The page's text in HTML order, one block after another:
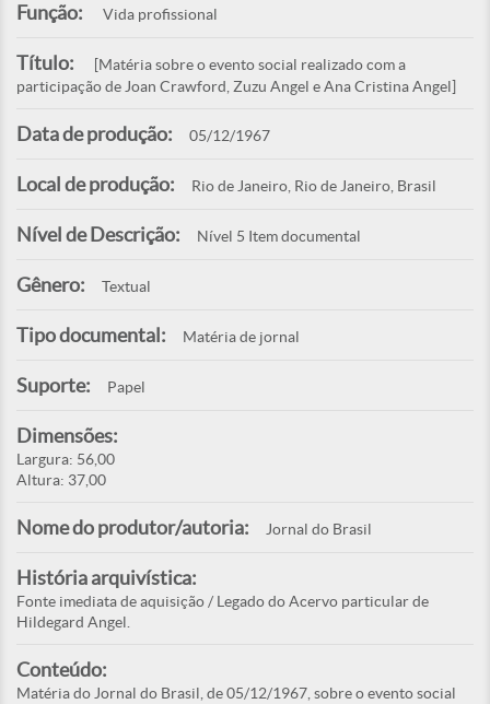
Função: Vida profissional
Título:
[Matéria sobre o evento social realizado com a
participação de Joan Crawford, Zuzu Angel e Ana Cristina Angel]
Data de produção: 05/12/1967
Local de produção: Rio de Janeiro, Rio de Janeiro, Brasil
Nível de Descrição: Nível 5 Item documental
Gênero: Textual
Tipo documental: Matéria de jornal
Suporte: Papel
Dimensões:
Largura: 56,00
Altura: 37,00
Nome do produtor/autoria: Jornal do Brasil
História arquivística:
Fonte imediata de aquisição / Legado do Acervo particular de
Hildegard Angel.
Conteúdo:
Matéria do Jornal do Brasil, de 05/12/1967, sobre o evento social